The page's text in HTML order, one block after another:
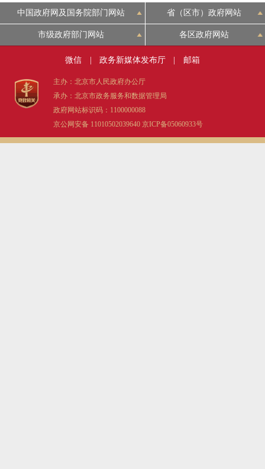
ENGLISH
DEUTSCH
ITALIANO
中国政府网及国务院部门网站 省（区市）政府网站
市级政府部门网站 各区政府网站
微信 政务新媒体发布厅 邮箱
主办：北京市人民政府办公厅
承办：北京市政务服务和数据管理局
政府网站标识码：1100000088
京公网安备 11010502039640 京ICP备05060933号